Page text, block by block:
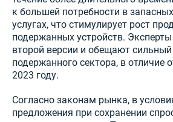
к большей потребности в
услугах, что стимулирует рост
подержанных устройств.
второй версии и обещают сильный
подержанного сектора, в отличие
2023 году.
Согласно законам рынка, в
предложения при сохранении